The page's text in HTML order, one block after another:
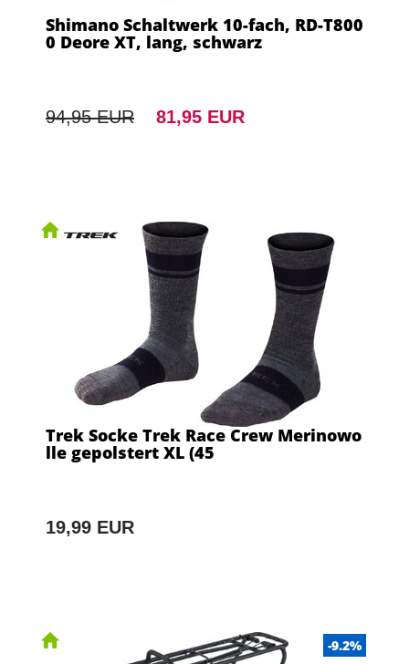
Shimano Schaltwerk 10-fach, RD-T800
0 Deore XT, lang, schwarz
94,95 EUR 81,95 EUR
Trek Socke Trek Race Crew Merinowo
lle gepolstert XL (45
19,99 EUR
-9.2%